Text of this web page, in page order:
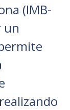
(IMB-
un